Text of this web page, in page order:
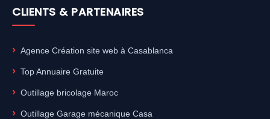
CLIENTS & PARTENAIRES
Agence Création site web à Casablanca
Top Annuaire Gratuite
Outillage bricolage Maroc
Outillage Garage mécanique Casa